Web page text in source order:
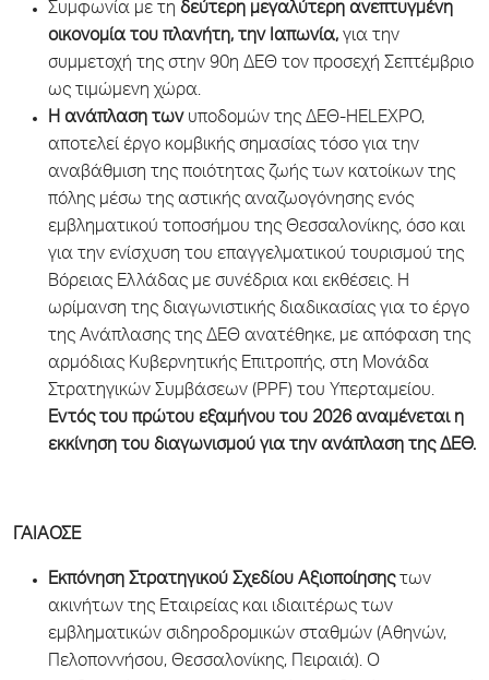
Συμφωνία με τη δεύτερη μεγαλύτερη ανεπτυγμένη
οικονομία του πλανήτη, την Ιαπωνία, για την
συμμετοχή της στην 90η ΔΕΘ τον προσεχή Σεπτέμβριο
ως τιμώμενη χώρα.
Η ανάπλαση των υποδομών της ΔΕΘ-HELEXPO,
αποτελεί έργο κομβικής σημασίας τόσο για την
αναβάθμιση της ποιότητας ζωής των κατοίκων της
πόλης μέσω της αστικής αναζωογόνησης ενός
εμβληματικού τοποσήμου της Θεσσαλονίκης, όσο και
για την ενίσχυση του επαγγελματικού τουρισμού της
Βόρειας Ελλάδας με συνέδρια και εκθέσεις. Η
ωρίμανση της διαγωνιστικής διαδικασίας για το έργο
της Ανάπλασης της ΔΕΘ ανατέθηκε, με απόφαση της
αρμόδιας Κυβερνητικής Επιτροπής, στη Μονάδα
Στρατηγικών Συμβάσεων (PPF) του Υπερταμείου.
Εντός του πρώτου εξαμήνου του 2026 αναμένεται η
εκκίνηση του διαγωνισμού για την ανάπλαση της ΔΕΘ.
ΓΑΙΑΟΣΕ
Εκπόνηση Στρατηγικού Σχεδίου Αξιοποίησηςτων
ακινήτων της Εταιρείας και ιδιαιτέρως των
εμβληματικών σιδηροδρομικών σταθμών (Αθηνών,
Πελοποννήσου, Θεσσαλονίκης, Πειραιά). Ο